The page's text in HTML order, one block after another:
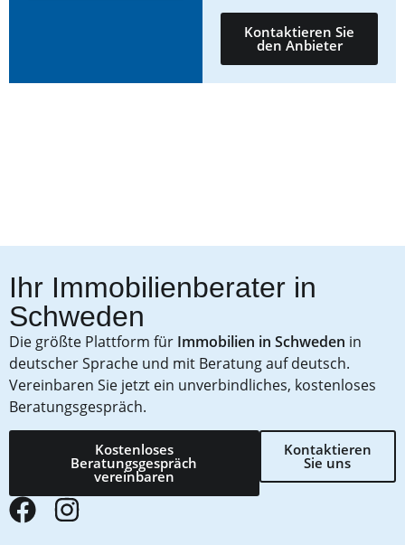
Kontaktieren Sie
den Anbieter
Ihr Immobilienberater in
Schweden
Die größte Plattform für Immobilien in Schweden in
deutscher Sprache und mit Beratung auf deutsch.
Vereinbaren Sie jetzt ein unverbindliches, kostenloses
Beratungsgespräch.
Kostenloses
Beratungsgespräch
vereinbaren
Kontaktieren
Sie uns